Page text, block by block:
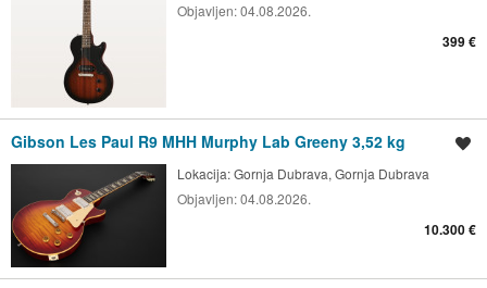
Objavljen:04.08.2026.
399 €
Gibson Les Paul R9 MHH Murphy Lab Greeny 3,52 kg
Lokacija:Gornja Dubrava, Gornja Dubrava
Objavljen:04.08.2026.
10.300 €